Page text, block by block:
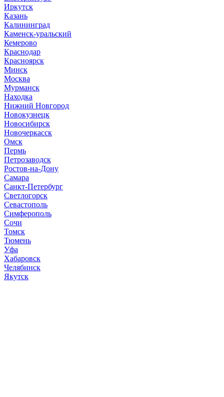
Иркутск
Казань
Калининград
Каменск-уральский
Кемерово
Краснодар
Красноярск
Минск
Москва
Мурманск
Находка
Нижний Новгород
Новокузнецк
Новосибирск
Новочеркасск
Омск
Пермь
Петрозаводск
Ростов-на-Дону
Самара
Санкт-Петербург
Светлогорск
Севастополь
Симферополь
Сочи
Томск
Тюмень
Уфа
Хабаровск
Челябинск
Якутск